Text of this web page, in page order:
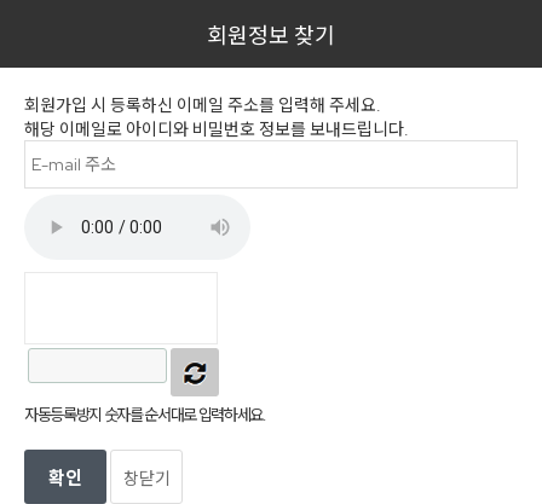
회원정보 찾기
회원가입 시 등록하신 이메일 주소를 입력해 주세요.
해당 이메일로 아이디와 비밀번호 정보를 보내드립니다.
자동등록방지 숫자를 순서대로 입력하세요.
창닫기